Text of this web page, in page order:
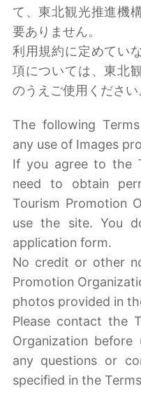
て、東北観光推進機
要ありません。
利用規約に定めてい
項については、東北
のうえご使用ください
The following
any use of Images
If you agree to the
need to obtain
Tourism Promotion
use the site. You
application form.
No credit or other
Promotion
photos provided in
Please contact the
Organization
any questions or
specified in the